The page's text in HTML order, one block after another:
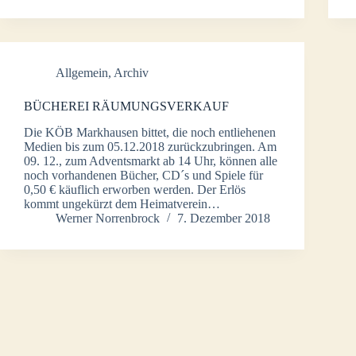
Allgemein, Archiv
BÜCHEREI RÄUMUNGSVERKAUF
Die KÖB Markhausen bittet, die noch entliehenen
Medien bis zum 05.12.2018 zurückzubringen. Am
09. 12., zum Adventsmarkt ab 14 Uhr, können alle
noch vorhandenen Bücher, CD´s und Spiele für
0,50 € käuflich erworben werden. Der Erlös
kommt ungekürzt dem Heimatverein…
Werner Norrenbrock
7. Dezember 2018